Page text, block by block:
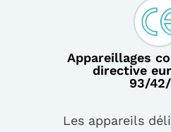
Appareillages
directive
93/42/
Les appareils